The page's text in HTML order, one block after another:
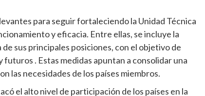
para seguir fortaleciendo la Unidad Técnica
y eficacia. Entre ellas, se incluye la
sus principales posiciones, con el objetivo de
. Estas medidas apuntan a consolidar una
las necesidades de los países miembros.
el alto nivel de participación de los países en la